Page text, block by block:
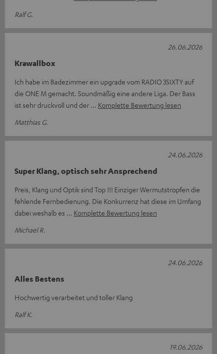
Ralf G.
Krawallbox
Ich habe im Badezimmer ein upgrade vom RADIO 3SIXTY auf
die ONE M gemacht. Soundmäßig eine andere Liga. Der Bass
ist sehr druckvoll und der
Komplette Bewertung lesen
Matthias G.
26.06.2026
Super Klang, optisch sehr Ansprechend
Preis, Klang und Optik sind Top !!! Einziger Wermutstropfen die
fehlende Fernbedienung. Die Konkurrenz hat diese im Umfang
dabei weshalb es
Komplette Bewertung lesen
Michael R.
24.06.2026
Alles Bestens
Hochwertig verarbeitet und toller Klang
Ralf K.
24.06.2026
19.06.2026